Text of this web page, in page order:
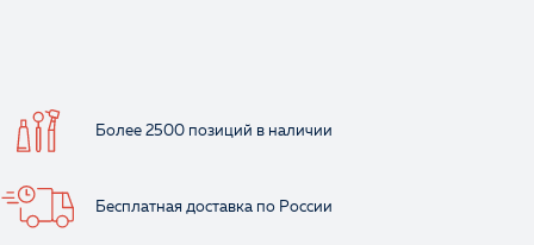
Более 2500 позиций в наличии
Бесплатная доставка по России